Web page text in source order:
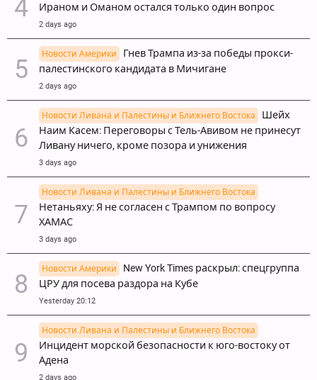
Ираном и Оманом остался только один вопрос
2 days ago
Новости Америки
Гнев Трампа из-за победы прокси-
палестинского кандидата в Мичигане
2 days ago
Новости Ливана и Палестины и Ближнего Востока
Шейх
Наим Касем: Переговоры с Тель-Авивом не принесут
Ливану ничего, кроме позора и унижения
3 days ago
Новости Ливана и Палестины и Ближнего Востока
Нетаньяху: Я не согласен с Трампом по вопросу
ХАМАС
3 days ago
Новости Америки
New York Times раскрыл: спецгруппа
ЦРУ для посева раздора на Кубе
Yesterday 20:12
Новости Ливана и Палестины и Ближнего Востока
Инцидент морской безопасности к юго-востоку от
Адена
2 days ago